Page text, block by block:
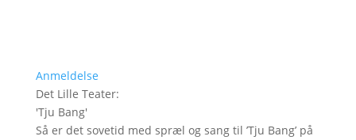
Anmeldelse
Det Lille Teater:
'Tju Bang'
Så er det sovetid med spræl og sang til ’Tju Bang’ på